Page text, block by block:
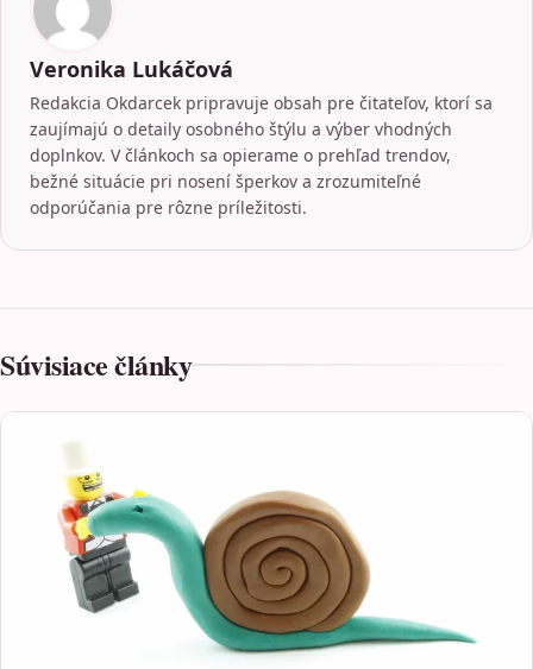
Veronika Lukáčová
Redakcia Okdarcek pripravuje obsah pre čitateľov, ktorí sa
zaujímajú o detaily osobného štýlu a výber vhodných
doplnkov. V článkoch sa opierame o prehľad trendov,
bežné situácie pri nosení šperkov a zrozumiteľné
odporúčania pre rôzne príležitosti.
Súvisiace články